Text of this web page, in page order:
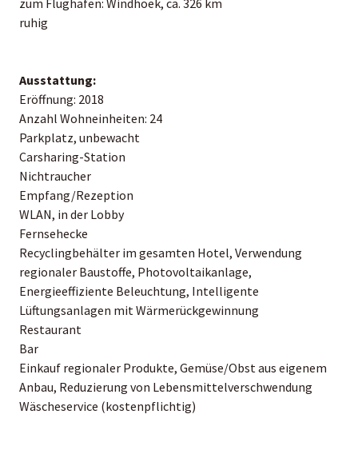
ruhig
Ausstattung:
Eröffnung: 2018
Anzahl Wohneinheiten: 24
Parkplatz, unbewacht
Carsharing-Station
Nichtraucher
Empfang/Rezeption
WLAN, in der Lobby
Fernsehecke
Recyclingbehälter im gesamten Hotel, Verwendung
regionaler Baustoffe, Photovoltaikanlage,
Energieeffiziente Beleuchtung, Intelligente
Lüftungsanlagen mit Wärmerückgewinnung
Restaurant
Bar
Einkauf regionaler Produkte, Gemüse/Obst aus eigenem
Anbau, Reduzierung von Lebensmittelverschwendung
Wäscheservice (kostenpflichtig)